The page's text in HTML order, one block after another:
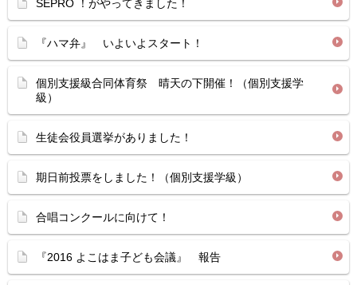
SEPRO ！がやってきました！
『ハマ弁』 いよいよスタート！
個別支援級合同体育祭 晴天の下開催！（個別支援学
級）
生徒会役員選挙がありました！
期日前投票をしました！（個別支援学級）
合唱コンクールに向けて！
『2016 よこはま子ども会議』 報告